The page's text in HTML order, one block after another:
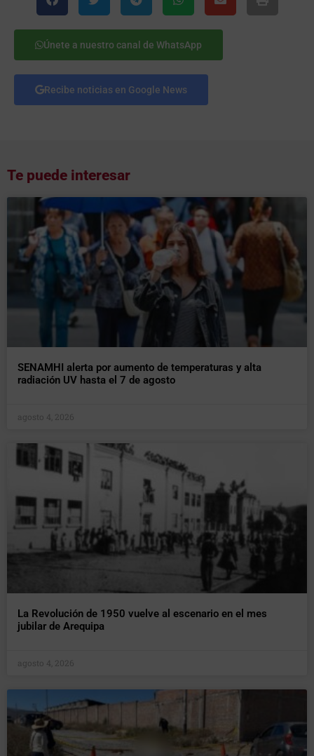
Únete a nuestro canal de WhatsApp
Recibe noticias en Google News
Te puede interesar
SENAMHI alerta por aumento de temperaturas y alta
radiación UV hasta el 7 de agosto
agosto 4, 2026
La Revolución de 1950 vuelve al escenario en el mes
jubilar de Arequipa
agosto 4, 2026